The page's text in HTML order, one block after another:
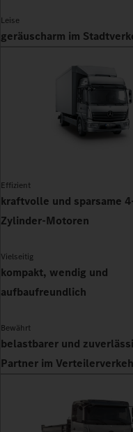
Leise
geräuscharm im
Effizient
kraftvolle und sparsame
Zylinder-Motoren
Vielseitig
kompakt, wendig und
aufbaufreundlich
Bewährt
belastbarer und
Partner im